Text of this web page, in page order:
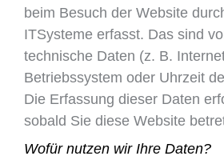
beim Besuch der Website
ITSysteme erfasst. Das sind
technische Daten (z. B.
Betriebssystem oder Uhrzeit
Die Erfassung dieser Daten
sobald Sie diese Website
Wofür nutzen wir Ihre Daten?